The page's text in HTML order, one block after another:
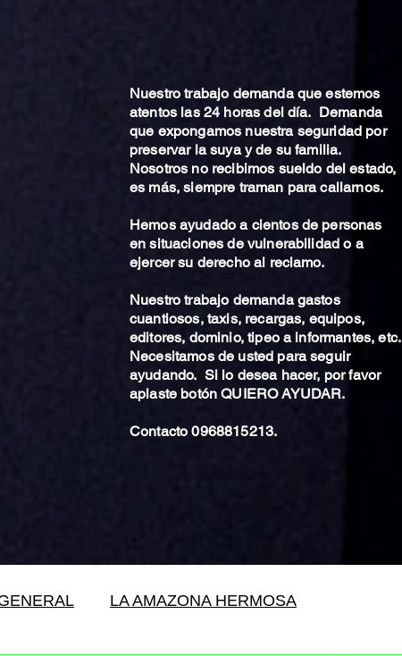
Nuestro trabajo demanda que estemos
atentos las 24 horas del día. Demanda
que expongamos nuestra seguridad por
preservar la suya y de su familia.
Nosotros no recibimos sueldo del estado,
es más, siempre traman para callarnos.
Hemos ayudado a cientos de personas
en situaciones de vulnerabilidad o a
ejercer su derecho al reclamo.
Nuestro trabajo demanda gastos
cuantiosos, taxis, recargas, equipos,
editores, dominio, tipeo a informantes, etc.
Necesitamos de usted para seguir
ayudando. Si lo desea hacer, por favor
aplaste botón QUIERO AYUDAR.
Contacto 0968815213.
LA AMAZONA HERMOSA